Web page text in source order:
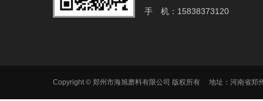
手 机：15838373120
Copyright © 郑州市海旭磨料有限公司 版权所有 地址：河南省